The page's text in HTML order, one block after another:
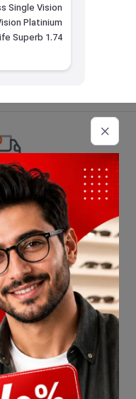
Single Vision
Platinium
Superb 1.74
تحویل
اطلاعات تماس
02177116909
ارسال فوری در